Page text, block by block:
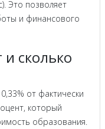
Это позволяет
и финансового
и сколько
от фактически
который
образования.